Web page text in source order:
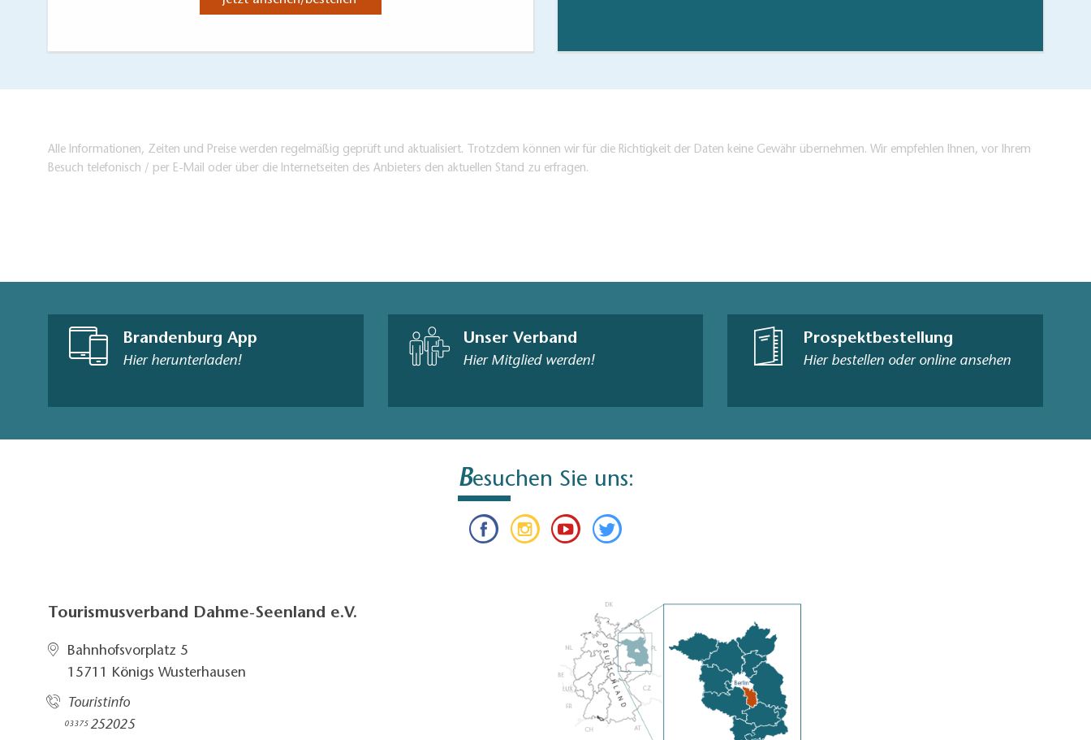
Alle Informationen, Zeiten und Preise werden regelmäßig geprüft und aktualisiert. Trotzdem können wir für die Richtigkeit der Daten keine Gewähr übernehmen. Wir empfehlen Ihnen, vor Ihrem
Besuch telefonisch / per E-Mail oder über die Internetseiten des Anbieters den aktuellen Stand zu erfragen.
Brandenburg App
Hier herunterladen!
Unser Verband
Hier Mitglied werden!
Prospektbestellung
Hier bestellen oder online ansehen
Besuchen Sie uns:
Tourismusverband Dahme-Seenland e.V.
Bahnhofsvorplatz 5​
15711 Königs Wusterhausen
Touristinfo
03375252025​